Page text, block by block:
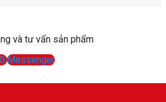
và tư vấn sản phẩm
Messenger